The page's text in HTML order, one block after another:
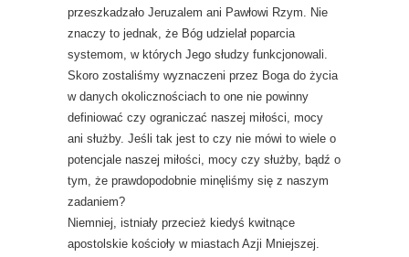
przeszkadzało Jeruzalem ani Pawłowi Rzym. Nie
znaczy to jednak, że Bóg udzielał poparcia
systemom, w których Jego słudzy funkcjonowali.
Skoro zostaliśmy wyznaczeni przez Boga do życia
w danych okolicznościach to one nie powinny
definiować czy ograniczać naszej miłości, mocy
ani służby. Jeśli tak jest to czy nie mówi to wiele o
potencjale naszej miłości, mocy czy służby, bądź o
tym, że prawdopodobnie minęliśmy się z naszym
zadaniem?
Niemniej, istniały przecież kiedyś kwitnące
apostolskie kościoły w miastach Azji Mniejszej.